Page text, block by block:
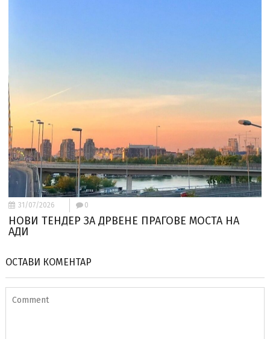
31/07/2026 0
НОВИ ТЕНДЕР ЗА ДРВЕНЕ ПРАГОВЕ МОСТА НА
АДИ
ОСТАВИ КОМЕНТАР